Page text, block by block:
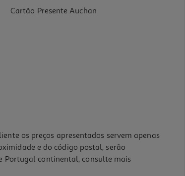
Cartão Presente Auchan
os preços apresentados servem apenas
e do código postal, serão
Portugal continental, consulte mais